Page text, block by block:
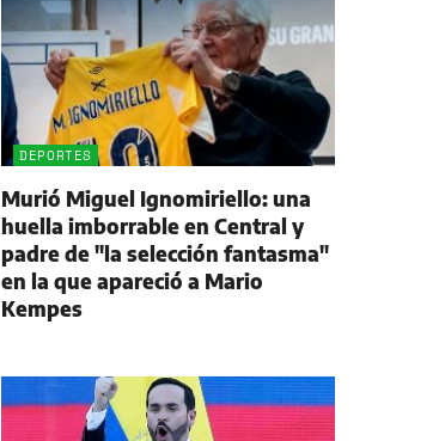
DEPORTES
Murió Miguel Ignomiriello: una
huella imborrable en Central y
padre de "la selección fantasma"
en la que apareció a Mario
Kempes